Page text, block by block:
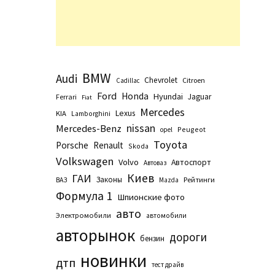
Audi BMW Cadillac Chevrolet Citroen
Ferrari
Fiat Ford Honda Hyundai Jaguar
KIA Lamborghini Lexus Mercedes
Mercedes-Benz nissan opel Peugeot
Porsche Renault Skoda
Toyota
Volkswagen Volvo Автоваз Автоспорт
ВАЗ ГАИ Законы Киев Маzda Рейтинги
Формула 1 Шпионские фото
Электромобили авто автомобили
авторынок бензин дороги
дтп новинки тест драйв